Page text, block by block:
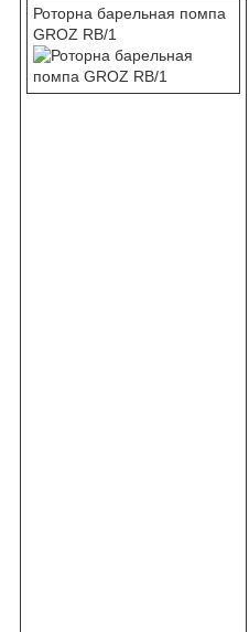
Роторна барельная помпа
GROZ RB/1